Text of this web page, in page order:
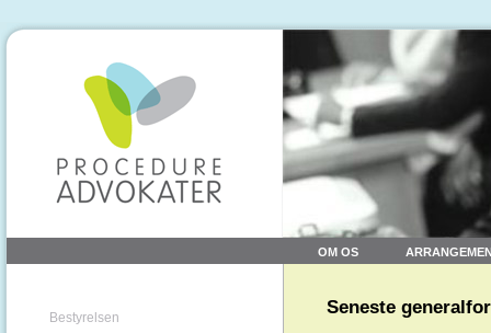
OM OS
Bestyrelsen Seneste